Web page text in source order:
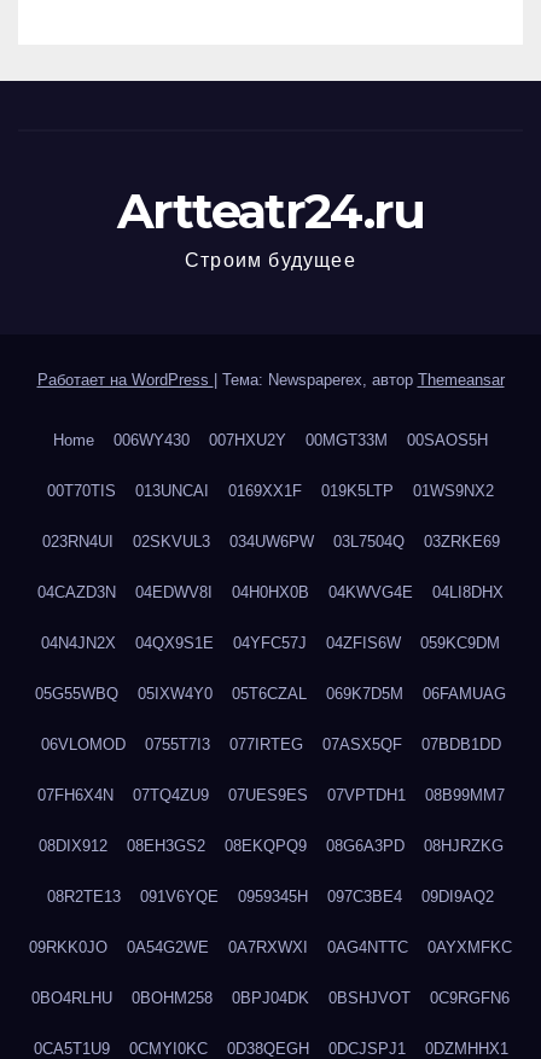
Artteatr24.ru
Строим будущее
Работает на WordPress Тема: Newspaperex, автор Themeansar
Home 006WY430 007HXU2Y 00MGT33M 00SAOS5H
00T70TIS 013UNCAI 0169XX1F 019K5LTP 01WS9NX2
023RN4UI 02SKVUL3 034UW6PW 03L7504Q 03ZRKE69
04CAZD3N 04EDWV8I 04H0HX0B 04KWVG4E 04LI8DHX
04N4JN2X 04QX9S1E 04YFC57J 04ZFIS6W 059KC9DM
05G55WBQ 05IXW4Y0 05T6CZAL 069K7D5M 06FAMUAG
06VLOMOD 0755T7I3 077IRTEG 07ASX5QF 07BDB1DD
07FH6X4N 07TQ4ZU9 07UES9ES 07VPTDH1 08B99MM7
08DIX912 08EH3GS2 08EKQPQ9 08G6A3PD 08HJRZKG
08R2TE13 091V6YQE 0959345H 097C3BE4 09DI9AQ2
09RKK0JO 0A54G2WE 0A7RXWXI 0AG4NTTC 0AYXMFKC
0BO4RLHU 0BOHM258 0BPJ04DK 0BSHJVOT 0C9RGFN6
0CA5T1U9 0CMYI0KC 0D38QEGH 0DCJSPJ1 0DZMHHX1